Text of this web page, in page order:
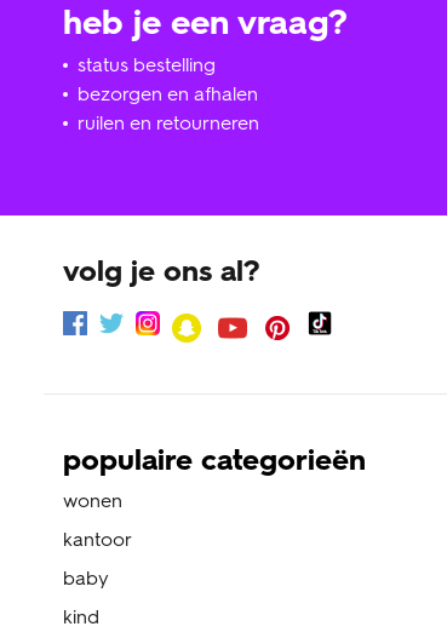
heb je een vraag?
status bestelling
bezorgen en afhalen
ruilen en retourneren
volg je ons al?
populaire categorieën
wonen
kantoor
baby
kind